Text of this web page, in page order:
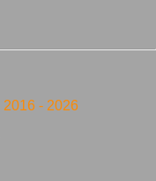
2016 - 2026